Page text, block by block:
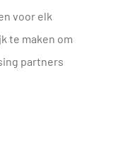
voor elk
te maken om
partners